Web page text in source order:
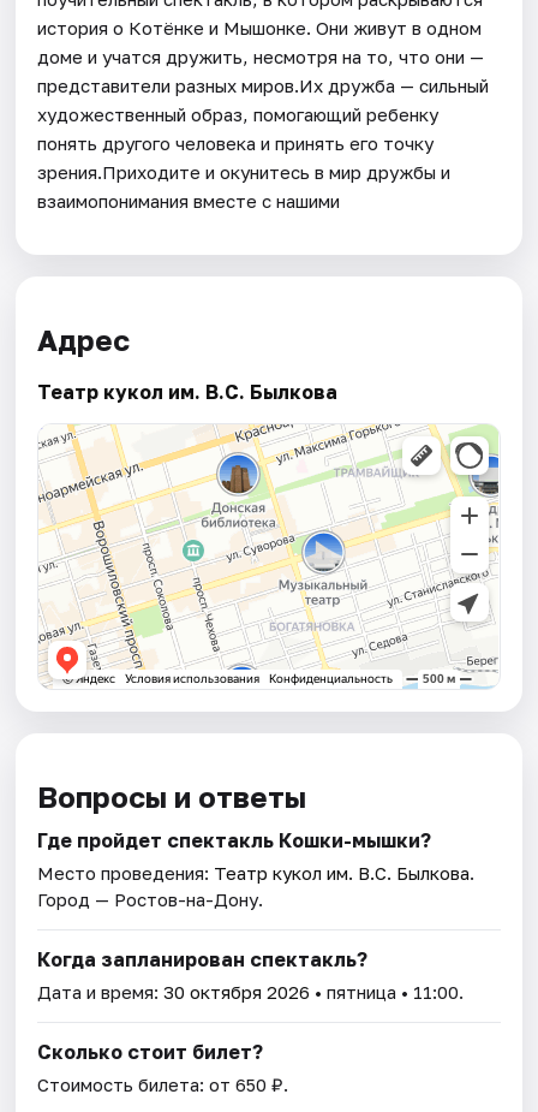
история о Котёнке и Мышонке. Они живут в одном
доме и учатся дружить, несмотря на то, что они —
представители разных миров.Их дружба — сильный
художественный образ, помогающий ребенку
понять другого человека и принять его точку
зрения.Приходите и окунитесь в мир дружбы и
взаимопонимания вместе с нашими
Адрес
Театр кукол им. В.С. Былкова
Вопросы и ответы
Где пройдет спектакль Кошки-мышки?
Место проведения: Театр кукол им. В.С. Былкова.
Город — Ростов-на-Дону.
Когда запланирован спектакль?
Дата и время:30 октября 2026 • пятница • 11:00.
Сколько стоит билет?
Стоимость билета: от 650 ₽.